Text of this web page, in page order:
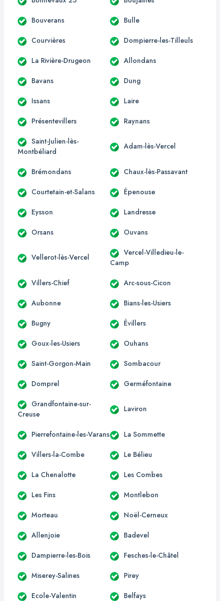
Bouverans Bulle
Courvières Dompierre-les-Tilleuls
La Rivière-Drugeon Allondans
Bavans Dung
Issans Laire
Présentevillers Raynans
Saint-Julien-lès-
Montbéliard
Adam-lès-Vercel
Brémondans Chaux-lès-Passavant
Courtetain-et-Salans Épenouse
Eysson Landresse
Orsans Ouvans
Vellerot-lès-Vercel
Vercel-Villedieu-le-
Camp
Villers-Chief Arc-sous-Cicon
Aubonne Bians-les-Usiers
Bugny Évillers
Goux-les-Usiers Ouhans
Saint-Gorgon-Main Sombacour
Domprel Germéfontaine
Grandfontaine-sur-
Creuse
Laviron
Pierrefontaine-les-Varans La Sommette
Villers-la-Combe Le Bélieu
La Chenalotte Les Combes
Les Fins Montlebon
Morteau Noël-Cerneux
Allenjoie Badevel
Dampierre-les-Bois Fesches-le-Châtel
Miserey-Salines Pirey
Ecole-Valentin Belfays